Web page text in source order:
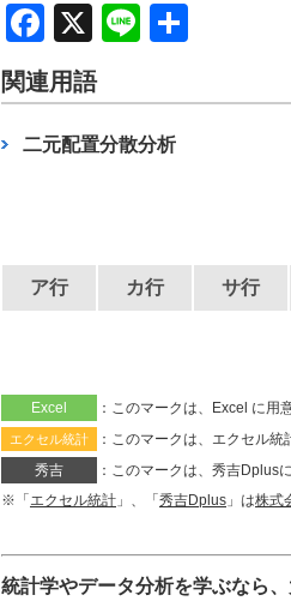
F
a
c
e
k
X
Li
e
関連用語
二元配置分散分析
ア行 カ行 サ行
Excel ：このマークは、Excel に用
エクセル統計
：このマークは、エクセル
秀吉
：このマークは、秀吉Dplus
※「 エクセル統計 」、「 秀吉Dplus 」は株式
統計学やデータ分析を学ぶなら